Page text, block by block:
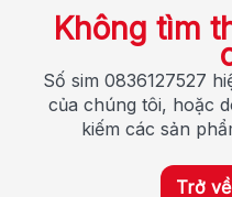
Không tìm
Số sim 0836127527
của chúng tôi, hoặc
kiếm các sản
Trở